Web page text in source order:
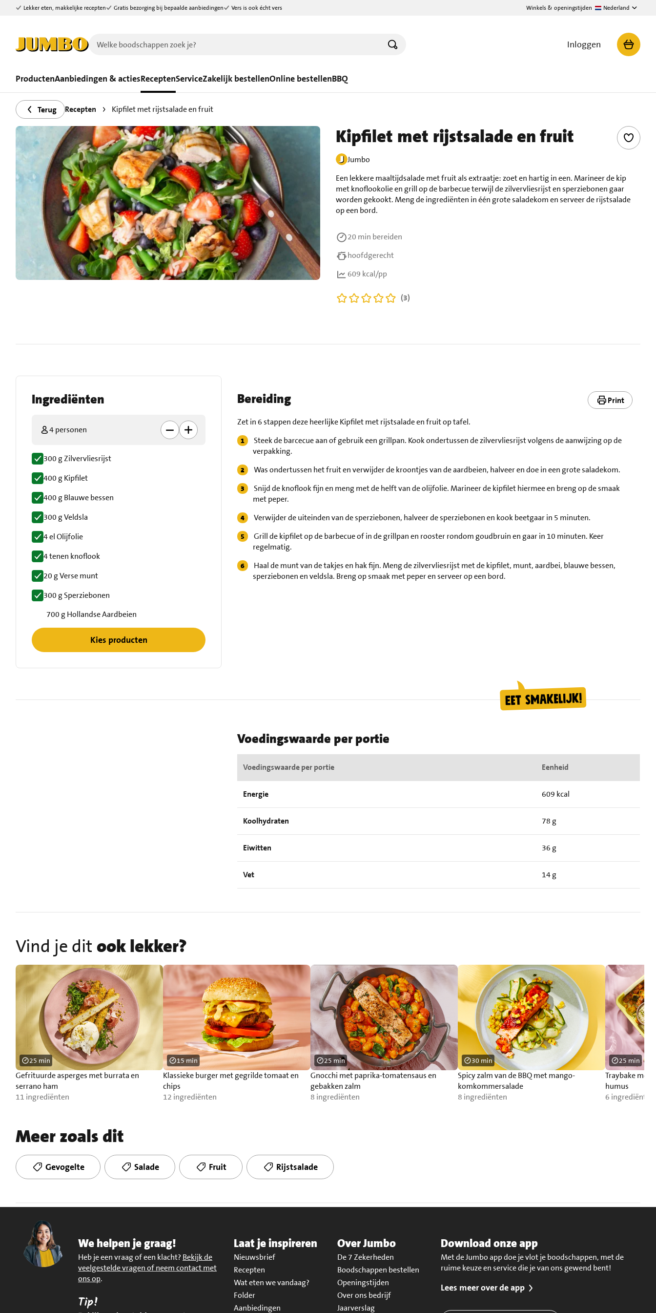
Ga naar zoeken
Ga naar hoofdinhoud
Lekker eten, makkelijke recepten Gratis bezorging bij bepaalde aanbiedingen Vers is ook écht vers Winkels & openingstijden Nederland
Inloggen
ProductenAanbiedingen & actiesReceptenServiceZakelijk bestellenOnline bestellenBBQ
Terug Recepten Kipfilet met rijstsalade en fruit
Kipfilet met rijstsalade en fruit
Jumbo
Een lekkere maaltijdsalade met fruit als extraatje: zoet en hartig in een. Marineer de kip
met knoflookolie en grill op de barbecue terwijl de zilvervliesrijst en sperziebonen gaar
worden gekookt. Meng de ingrediënten in één grote saladekom en serveer de rijstsalade
op een bord.
20 min bereiden
hoofdgerecht
609 kcal/pp
(3)
Ingrediënten
4 personen
300 g Zilvervliesrijst
400 g Kipfilet
400 g Blauwe bessen
300 g Veldsla
4 el Olijfolie
4 tenen knoflook
20 g Verse munt
300 g Sperziebonen
700 g Hollandse Aardbeien
Kies producten
Bereiding Print
Zet in 6 stappen deze heerlijke Kipfilet met rijstsalade en fruit op tafel.
Steek de barcecue aan of gebruik een grillpan. Kook ondertussen de zilvervliesrijst volgens de aanwijzing op de
verpakking.
Was ondertussen het fruit en verwijder de kroontjes van de aardbeien, halveer en doe in een grote saladekom.
Snijd de knoflook fijn en meng met de helft van de olijfolie. Marineer de kipfilet hiermee en breng op de smaak
met peper.
Verwijder de uiteinden van de sperziebonen, halveer de sperziebonen en kook beetgaar in 5 minuten.
Grill de kipfilet op de barbecue of in de grillpan en rooster rondom goudbruin en gaar in 10 minuten. Keer
regelmatig.
Haal de munt van de takjes en hak fijn. Meng de zilvervliesrijst met de kipfilet, munt, aardbei, blauwe bessen,
sperziebonen en veldsla. Breng op smaak met peper en serveer op een bord.
Voedingswaarde per portie
Voedingswaarde per portie Eenheid
Energie 609 kcal
Koolhydraten 78 g
Eiwitten 36 g
Vet 14 g
Vind je ditook lekker?
Gefrituurde asperges met burrata en
serrano ham
11 ingrediënten
25 min
Klassieke burger met gegrilde tomaat en
chips
12 ingrediënten
15 min
Gnocchi met paprika-tomatensaus en
gebakken zalm
8 ingrediënten
25 min
Spicy zalm van de BBQ met mango-
komkommersalade
8 ingrediënten
30 min
Traybake met
humus
6 ingrediënten
25 min
Meer zoals dit
Gevogelte Salade Fruit Rijstsalade
We helpen je graag!
Heb je een vraag of een klacht? Bekijk de
veelgestelde vragen of neem contact met
ons op.
Tip!
Laat je inspireren
Nieuwsbrief
Recepten
Wat eten we vandaag?
Folder
Aanbiedingen
Over Jumbo
De 7 Zekerheden
Boodschappen bestellen
Openingstijden
Over ons bedrijf
Jaarverslag
Download onze app
Met de Jumbo app doe je vlot je boodschappen, met de
ruime keuze en service die je van ons gewend bent!
Lees meer over de app